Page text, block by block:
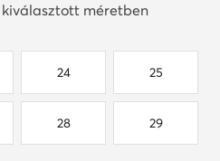
méretben
24 25
28 29